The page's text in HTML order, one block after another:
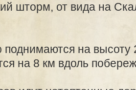
шторм, от вида на
поднимаются на
на 8 км вдоль